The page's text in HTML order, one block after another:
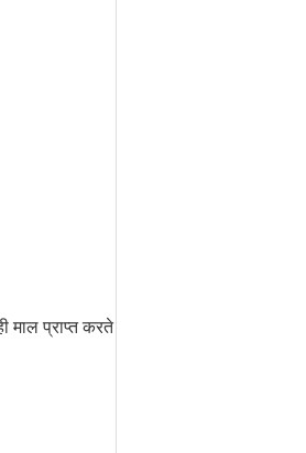
प्राप्त करते